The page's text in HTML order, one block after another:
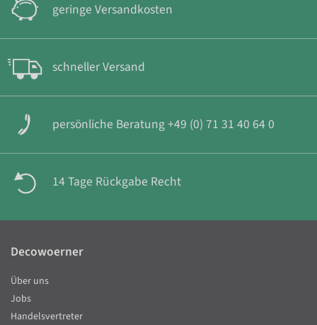
geringe Versandkosten
schneller Versand
persönliche Beratung +49 (0) 71 31 40 64 0
14 Tage Rückgabe Recht
Decowoerner
Über uns
Jobs
Handelsvertreter